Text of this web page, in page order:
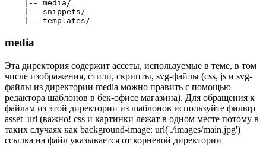
    |-- media/
    |-- snippets/
media
Эта директория содержит ассеты, используемые в теме, в том
числе изображения, стили, скрипты, svg-файлы (css, js и svg-
файлы из директории media можно править с помощью
редактора шаблонов в бек-офисе магазина). Для обращения к
файлам из этой директории из шаблонов используйте фильтр
asset_url (важно! css и картинки лежат в одном месте потому в
таких случаях как background-image: url('./images/main.jpg')
ссылка на файл указывается от корневой директории